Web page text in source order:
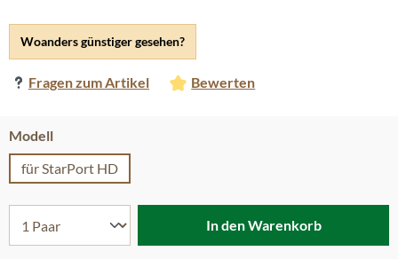
Woanders günstiger gesehen?
Fragen zum Artikel Bewerten
Modellauswählen
für StarPort HD
In den Warenkorb